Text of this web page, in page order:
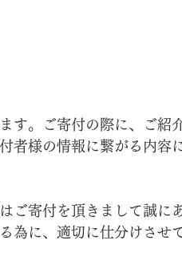
す。ご寄付の際に、ご紹
者様の情報に繋がる内容
ご寄付を頂きまして誠に
為に、適切に仕分けさせ